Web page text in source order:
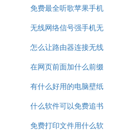
载视频
免费最全听歌苹果手机
app推荐
无线网络信号强手机无
法连接
怎么让路由器连接无线
网络连接
在网页前面加什么前缀
才能免费看
有什么好用的电脑壁纸
免费
什么软件可以免费追书
免费打印文件用什么软